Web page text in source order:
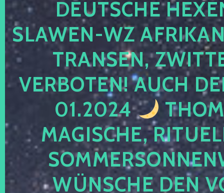
DEUTSCHE
SLAWEN-WZ
TRANSEN,
VERBOTEN! AUCH
01.2024
MAGISCHE,
WÜNSCHE DEN